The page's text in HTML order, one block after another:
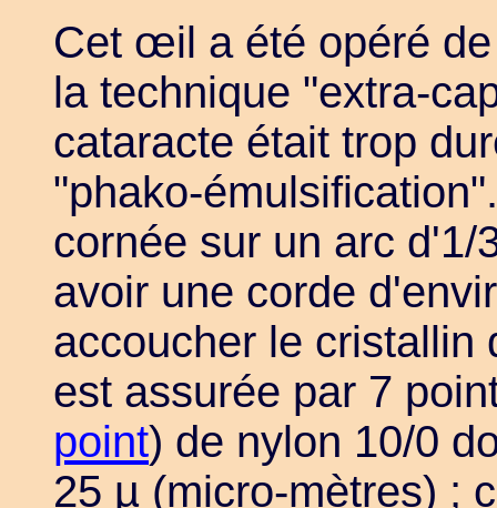
Cet œil a été opéré
la technique "extra-
cataracte était trop
"phako-
cornée sur un arc d'1/
avoir une corde
accoucher le cristallin
est assurée par 7
point) de nylon 10/0
25 µ (micro-mètres) ;